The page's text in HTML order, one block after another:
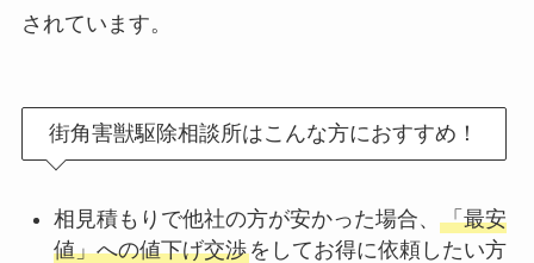
されています。
街角害獣駆除相談所はこんな方におすすめ！
相見積もりで他社の方が安かった場合、 「最安
値」への値下げ交渉をしてお得に依頼したい方